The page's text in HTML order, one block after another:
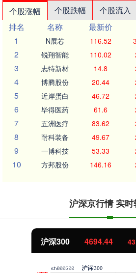
个股涨幅 个股跌幅 个股流入
排名
名称 最新价
1
N展芯 116.52
2 锐翔智能 110.02
3 志特新材 14.8
4 博腾股份 20.44
5 近岸蛋白 46.72
6 毕得医药 61.6
7 五洲医疗 83.62
8 耐科装备 49.67
9 一博科技 53.33
10 方邦股份 146.16
沪深京行情 实时
沪深300 4694.44